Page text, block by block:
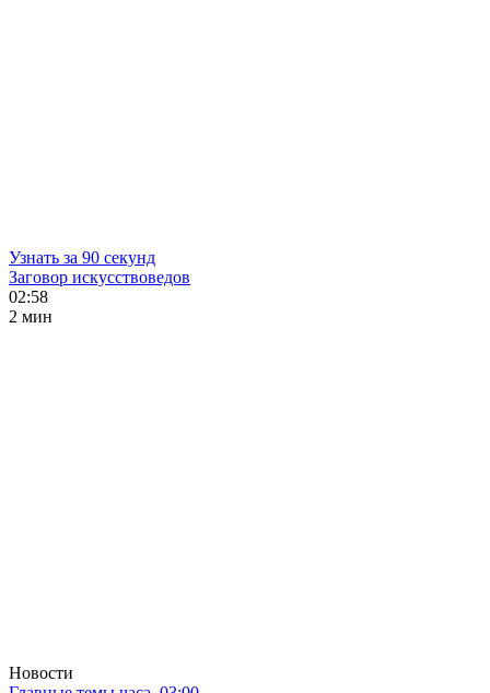
Узнать за 90 секунд
Заговор искусствоведов
02:58
2 мин
Новости